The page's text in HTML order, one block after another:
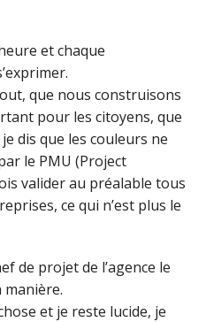
et chaque
que nous construisons
pour les citoyens, que
dis que les couleurs ne
le PMU (Project
valider au préalable tous
ce qui n’est plus le
de projet de l’agence le
et je reste lucide, je